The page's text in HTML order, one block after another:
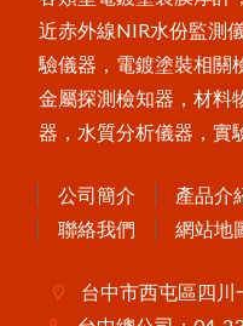
MT-200木屑水分計
P
o
s
i
T
e
c
t
o
r
C
M
M
I
S
混
凝
土
定
點
濕
度
監
測
器
FD-660紅外線水分計
Novo-Curve小物光澤度計
近赤外線NIR水份監測
驗儀器，電鍍塗裝相關
金屬探測檢知器，材料
器，水質分析儀器，實
公司簡介 產品介
聯絡我們
網站地
台中市西屯區四川